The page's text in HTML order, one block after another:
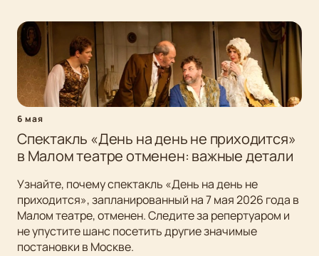
6 мая
Спектакль «День на день не приходится»
в Малом театре отменен: важные детали
Узнайте, почему спектакль «День на день не
приходится», запланированный на 7 мая 2026 года в
Малом театре, отменен. Следите за репертуаром и
не упустите шанс посетить другие значимые
постановки в Москве.